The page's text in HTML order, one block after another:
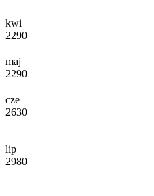
kwi
2290
maj
2290
cze
2630
lip
2980